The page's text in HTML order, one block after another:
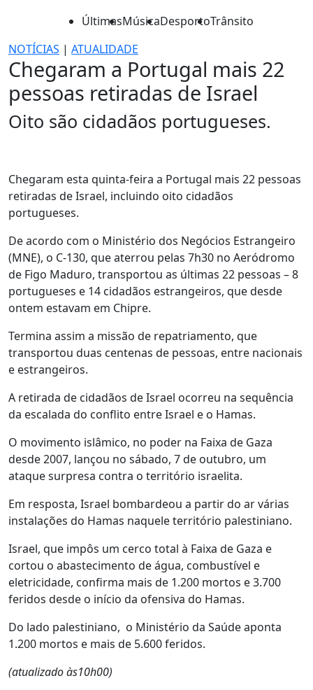
ÚltimasMúsicaDesportoTrânsito
NOTÍCIAS | ATUALIDADE
Chegaram a Portugal mais 22
pessoas retiradas de Israel
Oito são cidadãos portugueses.
Chegaram esta quinta-feira a Portugal mais 22 pessoas
retiradas de Israel, incluindo oito cidadãos
portugueses.
De acordo com o Ministério dos Negócios Estrangeiro
(MNE), o C-130, que aterrou pelas 7h30 no Aeródromo
de Figo Maduro, transportou as últimas 22 pessoas – 8
portugueses e 14 cidadãos estrangeiros, que desde
ontem estavam em Chipre.
Termina assim a missão de repatriamento, que
transportou duas centenas de pessoas, entre nacionais
e estrangeiros.
A retirada de cidadãos de Israel ocorreu na sequência
da escalada do conflito entre Israel e o Hamas.
O movimento islâmico, no poder na Faixa de Gaza
desde 2007, lançou no sábado, 7 de outubro, um
ataque surpresa contra o território israelita.
Em resposta, Israel bombardeou a partir do ar várias
instalações do Hamas naquele território palestiniano.
Israel, que impôs um cerco total à Faixa de Gaza e
cortou o abastecimento de água, combustível e
eletricidade, confirma mais de 1.200 mortos e 3.700
feridos desde o início da ofensiva do Hamas.
Do lado palestiniano, o Ministério da Saúde aponta
1.200 mortos e mais de 5.600 feridos.
(atualizado às10h00)